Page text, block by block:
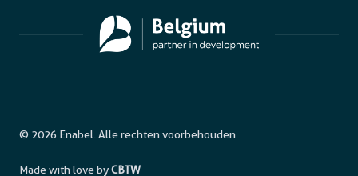
© 2026 Enabel. Alle rechten voorbehouden
Made with love byCBTW